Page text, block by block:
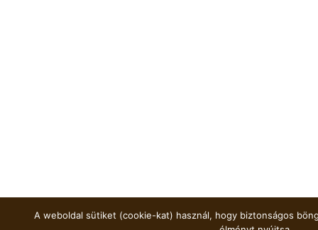
A weboldal sütiket (cookie-kat) használ, hogy biztonságos